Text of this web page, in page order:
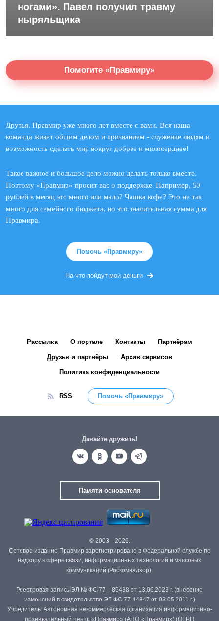
ногами». Павел получил травму
ныряльщика
Помогите «Правмиру»
Друзья, Правмир уже много лет вместе с вами. Вся наша
команда живет общим делом и призванием - служение людям и
возможность сделать мир вокруг добрее и милосерднее!
Такое важное и большое дело можно делать только вместе.
Поэтому «Правмир» просит вас о поддержке. Например, 50
рублей в месяц это много или мало? Чашка кофе? Это не так
много для семейного бюджета, но это значительная сумма для
Правмира.
Помочь «Правмиру»
На что пойдут мои деньги
Рассылка О портале Контакты Партнёрам
Друзья и партнёры Архив сервисов
Политика конфиденциальности
RSS Помочь «Правмиру»
Давайте дружить!
Памяти основателя
© 2003—2026.
Сетевое издание Правмир зарегистрировано в Федеральной службе по
надзору в сфере связи, информационных технологий и массовых
коммуникаций (Роскомнадзор).
Реестровая запись ЭЛ № ФС 77 – 85438 от 13.06.2023 г. (внесение
изменений в свидетельство ЭЛ ФС 77-44847 от 03.05.2011 г.)
Учредитель: Автономная некоммерческая организация информационно-
познавательный центр «Правмир» (АНО «Правмир») (ОГРН